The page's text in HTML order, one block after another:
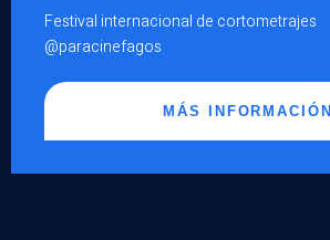
Festival internacional de cortometrajes
@paracinefagos
MÁS INFORMACIÓN